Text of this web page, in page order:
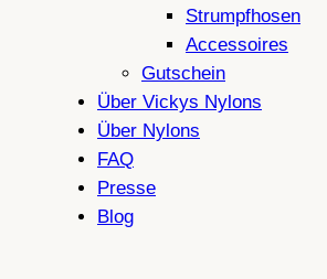
Strumpfhosen
Accessoires
Gutschein
Über Vickys Nylons
Über Nylons
FAQ
Presse
Blog